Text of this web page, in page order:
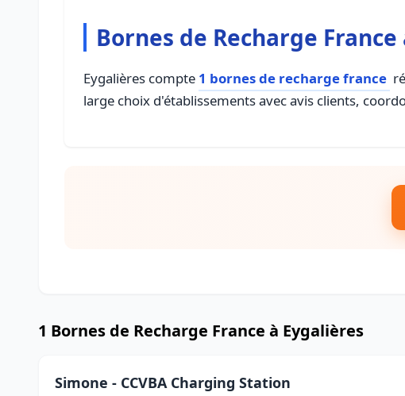
Bornes de Recharge
Eygalières compte 1 bornes de recharge france
large choix d'établissements avec avis clients,
1 Bornes de Recharge France à Eygalières
Simone - CCVBA Charging Station